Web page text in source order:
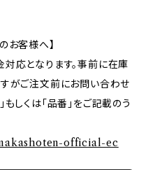
お客様へ】
応となります。事前に在庫
がご注文前にお問い合わせ
しくは「品番」をご記載のう
official-ec